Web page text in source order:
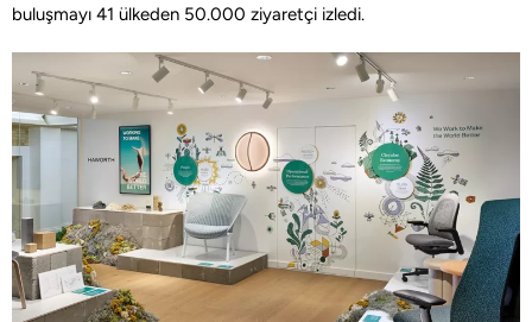
buluşmayı 41 ülkeden 50.000 ziyaretçi izledi.